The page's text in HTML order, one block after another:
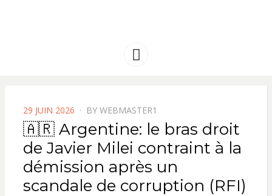
AMERIQUE
Menu
POSTED
ON
29 JUIN 2026 BY WEBMASTER1
🇦🇷 Argentine: le bras droit
de Javier Milei contraint à la
démission après un
scandale de corruption (RFI)